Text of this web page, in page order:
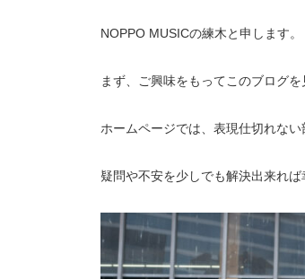
NOPPO MUSICの練木と申します。
まず、ご興味をもってこのブログ
ホームページでは、表現仕切れな
疑問や不安を少しでも解決出来れば